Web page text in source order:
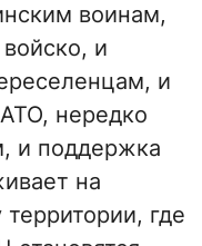
воинам,
и
и
нередко
и поддержка
на
где